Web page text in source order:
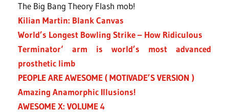
The Big Bang Theory Flash mob!
Kilian Martin: Blank Canvas
World’s Longest Bowling Strike – How Ridiculous
Terminator‘ arm is world’s most advanced
prosthetic limb
PEOPLE ARE AWESOME ( MOTIVADE’S VERSION )
Amazing Anamorphic Illusions!
AWESOME X: VOLUME 4